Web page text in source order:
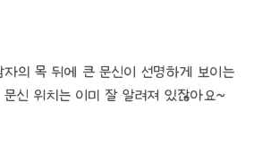
의 목 뒤에 큰 문신이 선명하게 보이는
신 위치는 이미 잘 알려져 있잖아요~